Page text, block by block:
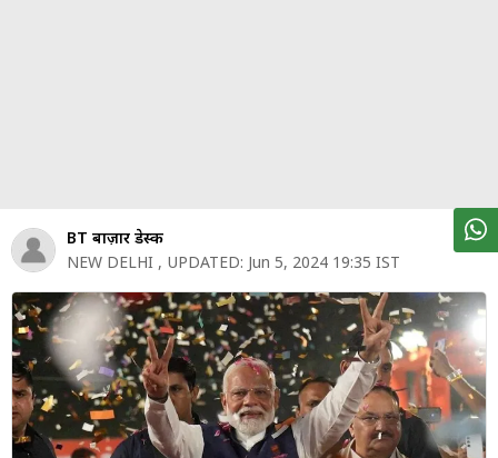
मार्केट
शेयर
बाज़ार
ट्रेंडिंग
बिजनेस
न्यूज
BT बाज़ार डेस्क
NEW DELHI , UPDATED: Jun 5, 2024 19:35 IST